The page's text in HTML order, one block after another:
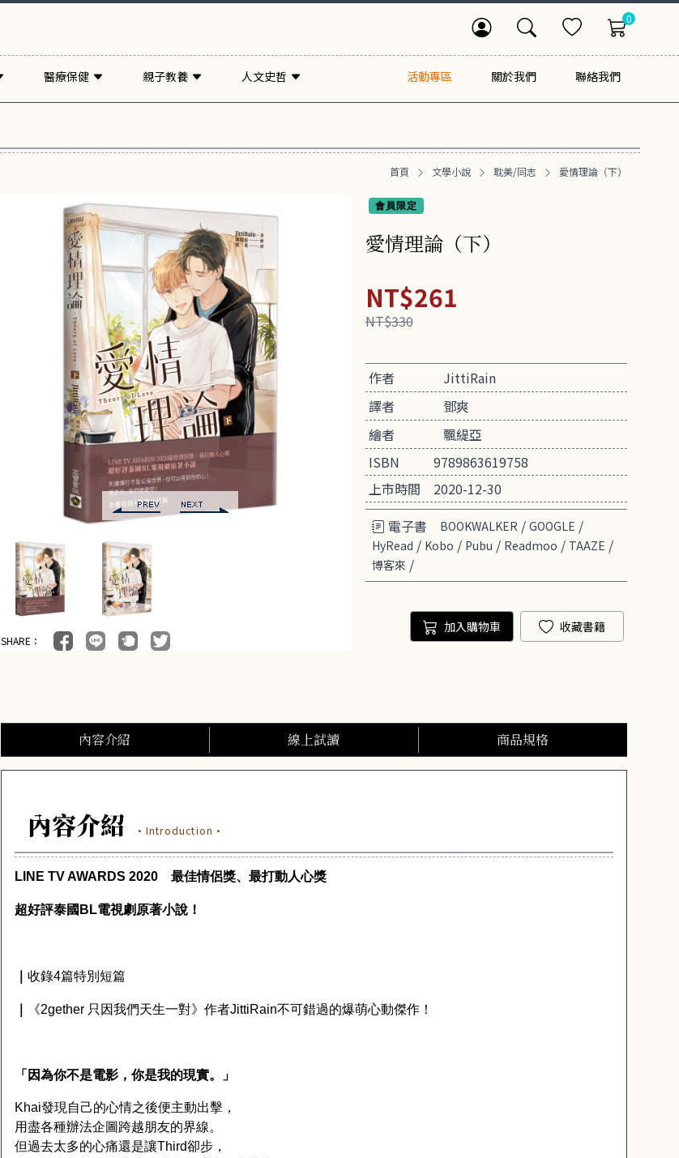
0
醫療保健 親子教養 人文史哲 活動專區 關於我們 聯絡我們
首頁 文學小說 耽美/同志 愛情理論（下）
SHARE：
會員限定
愛情理論（下）
NT$261
NT$330
作者
JittiRain
譯者
鄧爽
繪者
飄緹亞
ISBN
9789863619758
上市時間
2020-12-30
電子書
BOOKWALKER / GOOGLE /
HyRead / Kobo / Pubu / Readmoo / TAAZE /
博客來 /
加入購物車 收藏書籍
內容介紹 線上試讀 商品規格
內容介紹 ·Introduction·
LINE TV AWARDS 2020最佳情侶獎、最打動人心獎
超好評泰國 BL電視劇原著小說！
收錄4篇特別短篇
《2gether 只因我們天生一對》作者JittiRain不可錯過的爆萌心動傑作！
「因為你不是電影，你是我的現實。」
Khai發現自己的心情之後便主動出擊，
用盡各種辦法企圖跨越朋友的界線。
但過去太多的心痛還是讓Third卻步，